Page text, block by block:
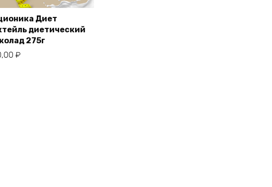
Диет
диетический
275г
₽